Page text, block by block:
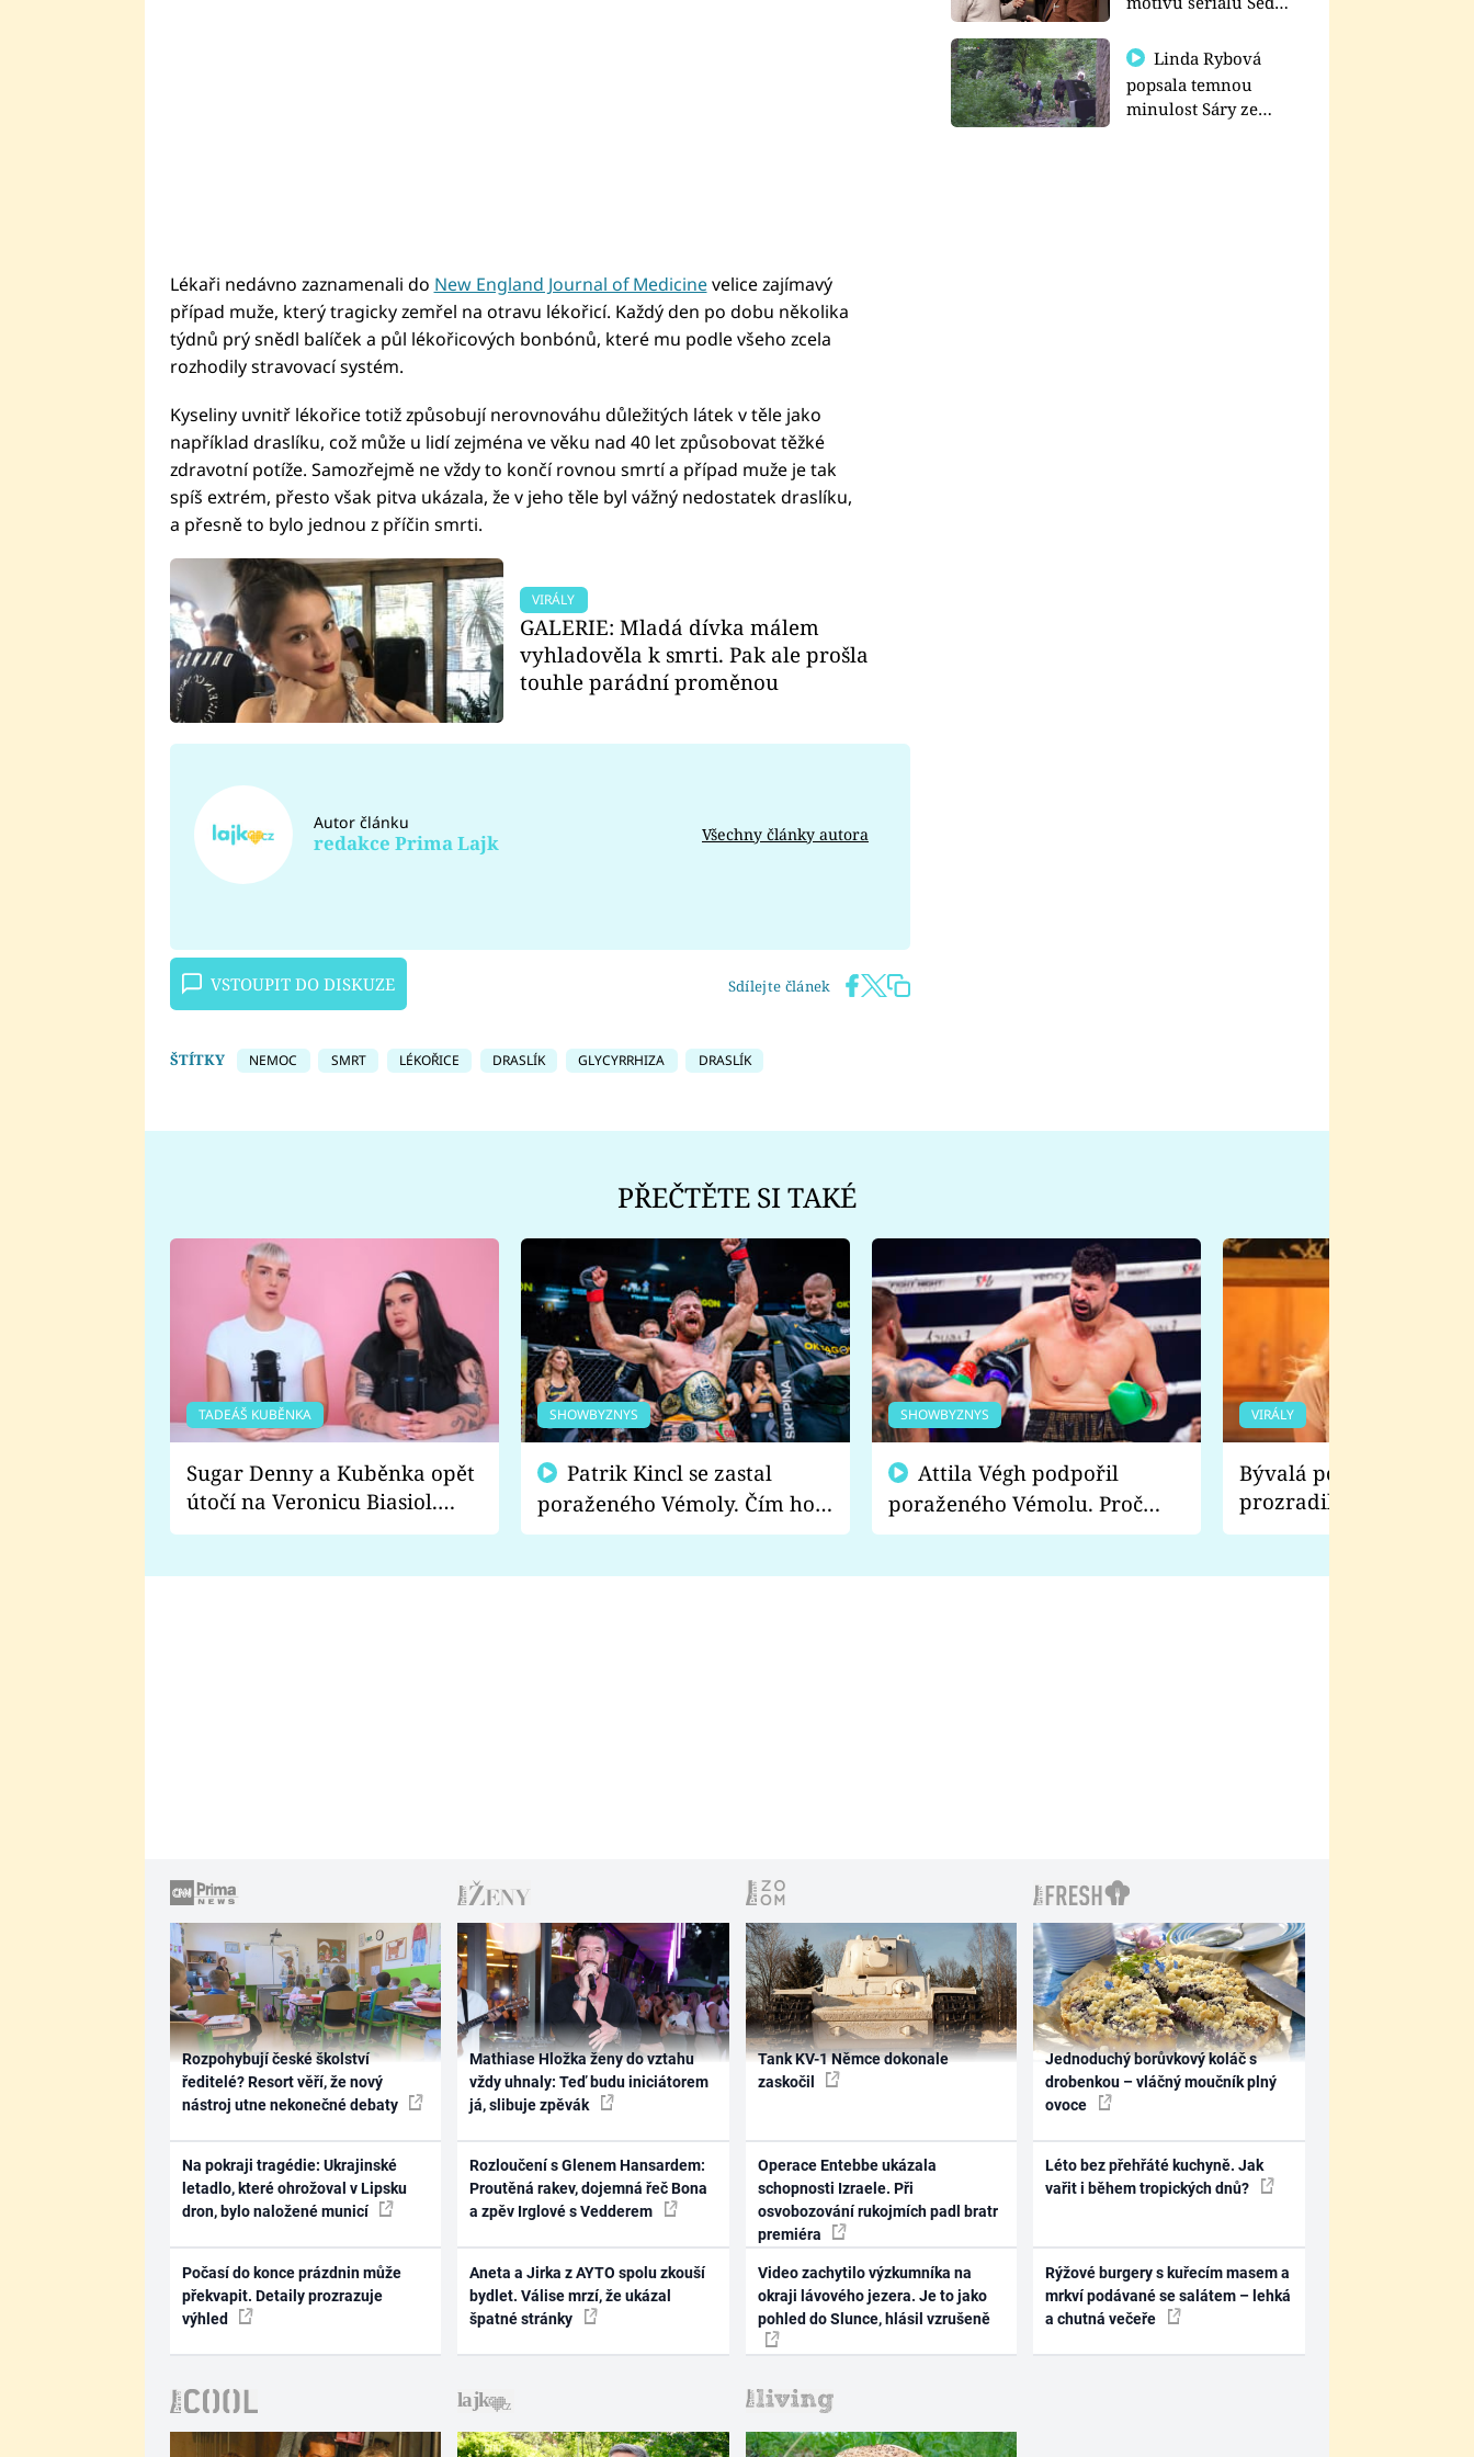
Lékaři nedávno zaznamenali do New England Journal of Medicinevelice zajímavý
případ muže, který tragicky zemřel na otravu lékořicí. Každý den po dobu několika
týdnů prý snědl balíček a půl lékořicových bonbónů, které mu podle všeho zcela
rozhodily stravovací systém.
Kyseliny uvnitř lékořice totiž způsobují nerovnováhu důležitých látek v těle jako
například draslíku, což může u lidí zejména ve věku nad 40 let způsobovat těžké
zdravotní potíže. Samozřejmě ne vždy to končí rovnou smrtí a případ muže je tak
spíš extrém, přesto však pitva ukázala, že v jeho těle byl vážný nedostatek draslíku,
a přesně to bylo jednou z příčin smrti.
VIRÁLY
GALERIE: Mladá dívka málem
vyhladověla k smrti. Pak ale prošla
touhle parádní proměnou
Autor článku
redakce Prima Lajk Všechny články autora
VSTOUPIT DO DISKUZE Sdílejte článek
ŠTÍTKY NEMOC SMRT LÉKOŘICE DRASLÍK GLYCYRRHIZA DRASLÍK
Linda Rybová
popsala temnou
minulost Sáry ze
PŘEČTĚTE SI TAKÉ
TADEÁŠ KUBĚNKA
Sugar Denny a Kuběnka opět
útočí na Veronicu Biasiol.
Proč je podle nich falešná a
SHOWBYZNYS
poraženého Vémoly. Čím ho
fanoušci naštvali?
SHOWBYZNYS
poraženého Vémolu. Proč
chce raději zápasit s ním než
VIRÁLY
Bývalá pornoherečka
prozradila, co ji
natáčení Euforie.
Rozpohybují české školství
ředitelé? Resort věří, že nový
nástroj utne nekonečné debaty
Na pokraji tragédie: Ukrajinské
letadlo, které ohrožoval v Lipsku
dron, bylo naložené municí
Počasí do konce prázdnin může
překvapit. Detaily prozrazuje
výhled
Mathiase Hložka ženy do vztahu
vždy uhnaly: Teď budu iniciátorem
já, slibuje zpěvák
Rozloučení s Glenem Hansardem:
Proutěná rakev, dojemná řeč Bona
a zpěv Irglové s Vedderem
Aneta a Jirka z AYTO spolu zkouší
bydlet. Válise mrzí, že ukázal
špatné stránky
Tank KV-1 Němce dokonale
zaskočil
Operace Entebbe ukázala
schopnosti Izraele. Při
osvobozování rukojmích padl bratr
premiéra
Video zachytilo výzkumníka na
okraji lávového jezera. Je to jako
pohled do Slunce, hlásil vzrušeně
Jednoduchý borůvkový koláč s
drobenkou – vláčný moučník plný
ovoce
Léto bez přehřáté kuchyně. Jak
vařit i během tropických dnů?
Rýžové burgery s kuřecím masem a
mrkví podávané se salátem – lehká
a chutná večeře